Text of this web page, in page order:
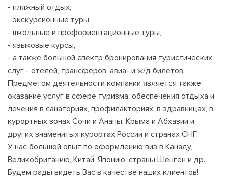
- пляжный отдых,
- экскурсионные туры,
- школьные и профориентационные туры,
- языковые курсы,
- а также большой спектр бронирования туристических
слуг - отелей, трансферов, авиа- и ж/д билетов.
Предметом деятельности компании является также
оказание услуг в сфере туризма, обеспечения отдыха и
лечения в санаториях, профилакториях, в здравницах, в
курортных зонах Сочи и Анапы, Крыма и Абхазии и
других знаменитых курортах России и странах СНГ.
У нас большой опыт по оформлению виз в Канаду,
Великобританию, Китай, Японию, страны Шенген и др.
Будем рады видеть Вас в качестве наших клиентов!